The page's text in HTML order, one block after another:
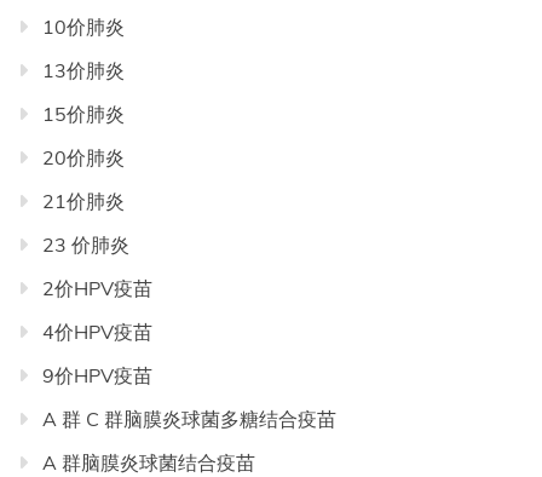
导
航
10价肺炎
13价肺炎
15价肺炎
20价肺炎
21价肺炎
23 价肺炎
2价HPV疫苗
4价HPV疫苗
9价HPV疫苗
A 群 C 群脑膜炎球菌多糖结合疫苗
A 群脑膜炎球菌结合疫苗